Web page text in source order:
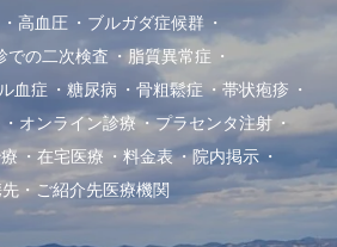
高血圧
ブルガダ症候群
での二次検査
脂質異常症
血症
糖尿病 骨粗鬆症
帯状疱疹
オンライン診療
プラセンタ注射
在宅医療 料金表
院内掲示
・ご紹介先医療機関